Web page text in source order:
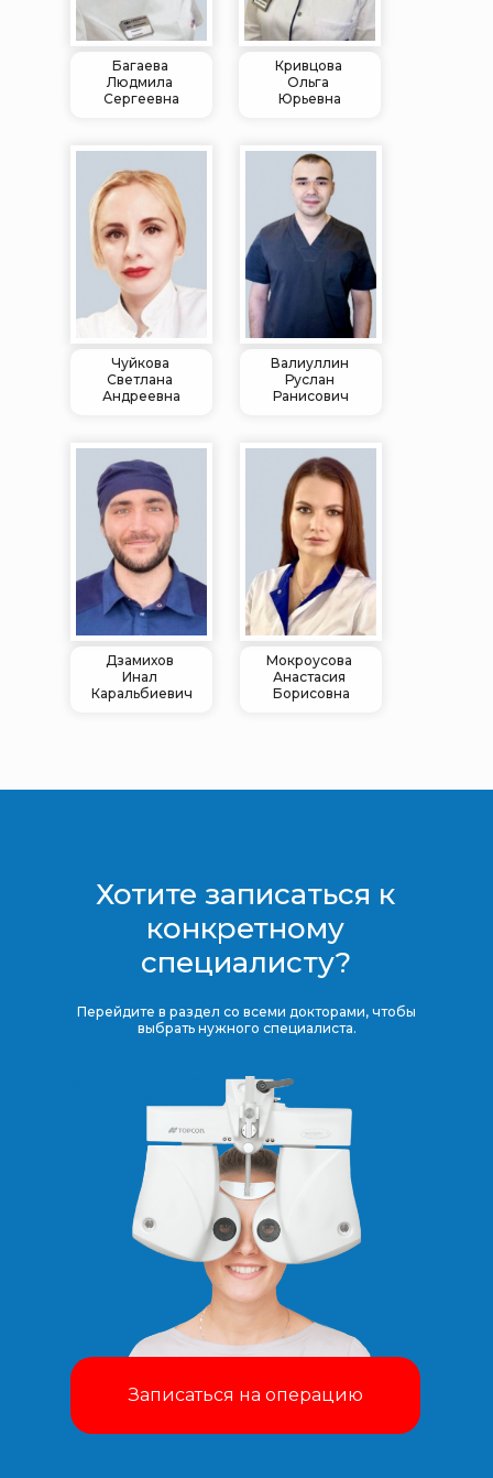
Дзамихов
Инал
Каральбиевич
Мокроусова
Анастасия
Борисовна
Багаева
Людмила
Сергеевна
Кривцова
Ольга
Юрьевна
Валиуллин
Руслан
Ранисович
Чуйкова
Светлана
Андреевна
Хотите записаться к
конкретному
специалисту?
Записаться на операцию
Перейдите в раздел со всеми докторами, чтобы
выбрать нужного специалиста.